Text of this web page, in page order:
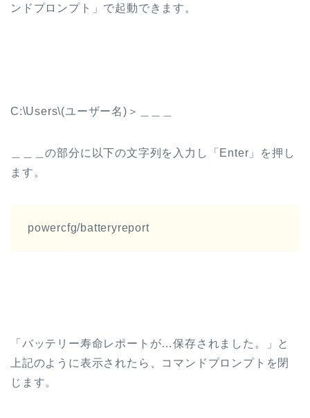
ンドプロンプト」で起動できます。
C:\Users\(ユーザー名)＞＿＿＿
＿＿＿の部分に以下の文字列を入力し「Enter」を押し
ます。
powercfg/batteryreport
「バッテリー寿命レポートが…保存されました。」と
上記のように表示されたら、コマンドプロンプトを閉
じます。